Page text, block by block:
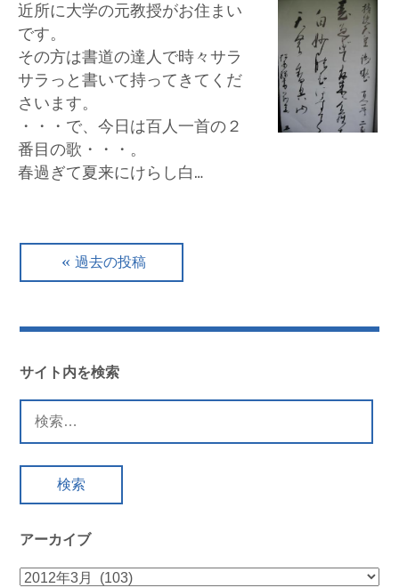
近所に大学の元教授がお住まい
です。
その方は書道の達人で時々サラ
サラっと書いて持ってきてくだ
さいます。
・・・で、今日は百人一首の２
番目の歌・・・。
春過ぎて夏来にけらし白…
ナ
ビ
ゲ
ー
ン
過去の投稿
サイト内を検索
索:
アーカイブ
ア